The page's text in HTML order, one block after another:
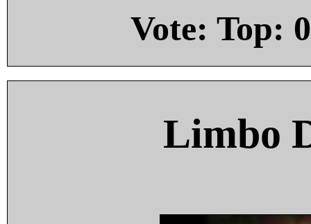
Vote: Top: 0
Limbo